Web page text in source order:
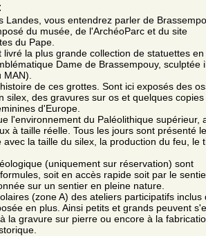
Landes, vous entendrez parler de
du musée, de l'ArchéoParc et du site
du Pape.
la plus grande collection de statuettes
Dame de Brassempouy, sculptée
de ces grottes. Sont ici exposés des
silex, des gravures sur os et quelques copies
d'Europe.
l'environnement du Paléolithique supérieur,
à taille réelle. Tous les jours sont présenté
avec la taille du silex, la production du feu, le
(uniquement sur réservation) sont
soit en accès rapide soit par le
sur un sentier en pleine nature.
(zone A) des ateliers participatifs inclus
en plus. Ainsi petits et grands peuvent
la gravure sur pierre ou encore à la